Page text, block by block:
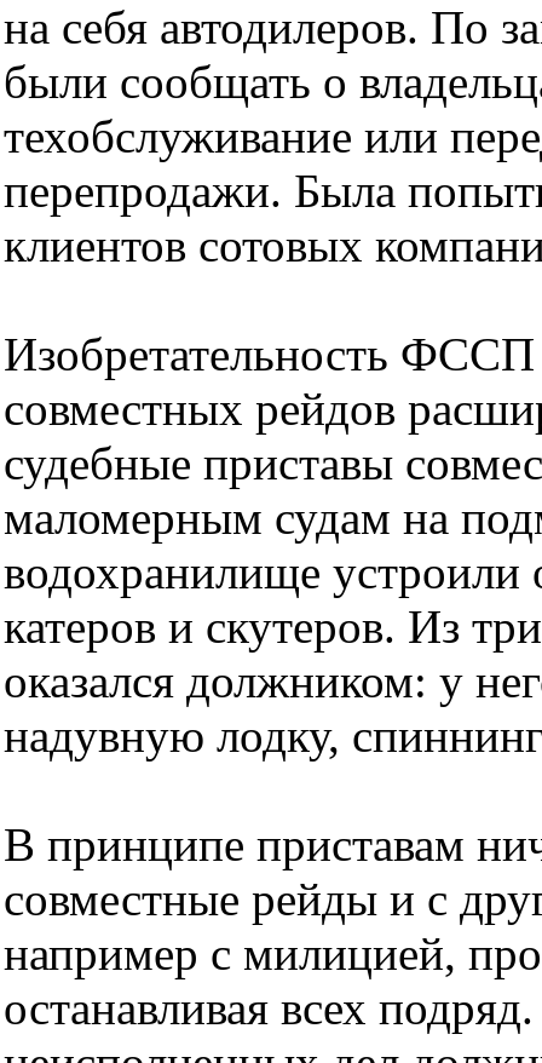
на себя автодилеров. По
были сообщать о
техобслуживание или
перепродажи. Была
клиентов сотовых
Изобретательность ФССП
совместных рейдов
судебные приставы
маломерным судам на
водохранилище устроили
катеров и скутеров. Из
оказался должником: у
надувную лодку,
В принципе приставам
совместные рейды и с
например с милицией,
останавливая всех